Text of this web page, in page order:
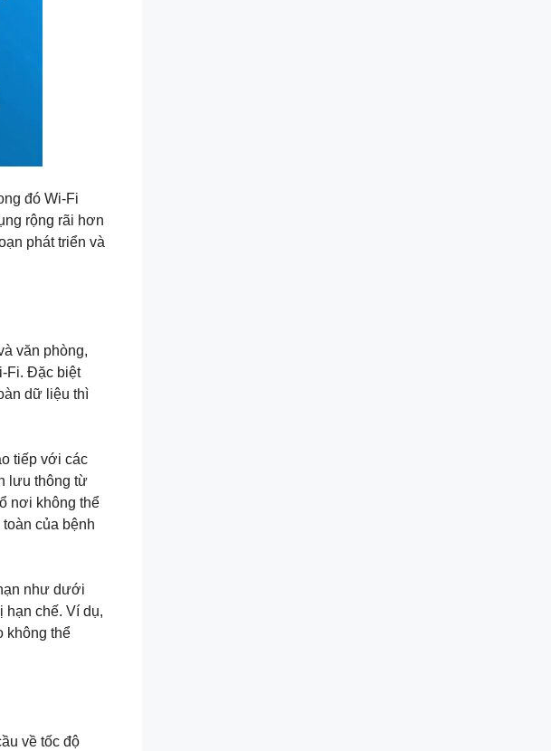
đó Wi-Fi
rộng rãi hơn
phát triển và
văn phòng,
Fi. Đặc biệt
dữ liệu thì
tiếp với các
lưu thông từ
nơi không thể
của bệnh
như dưới
hạn chế. Ví dụ,
không thể
về tốc độ